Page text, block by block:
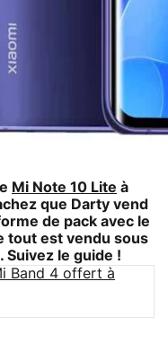
Mi Note 10 Lite à
que Darty vend
de pack avec le
tout est vendu sous
Suivez le guide !
Band 4 offert à